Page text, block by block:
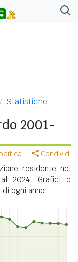
Statistiche
2001-
Condividi
residente nel
2024. Grafici e
ogni anno.